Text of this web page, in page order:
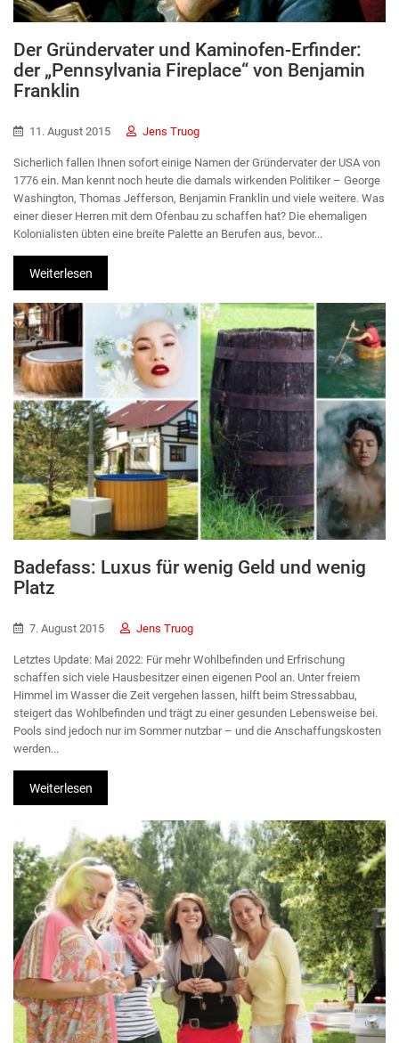
Der Gründervater und Kaminofen-Erfinder:
der „Pennsylvania Fireplace“ von Benjamin
Franklin
11. August 2015 Jens Truog
Sicherlich fallen Ihnen sofort einige Namen der Gründervater der USA von
1776 ein. Man kennt noch heute die damals wirkenden Politiker – George
Washington, Thomas Jefferson, Benjamin Franklin und viele weitere. Was
einer dieser Herren mit dem Ofenbau zu schaffen hat? Die ehemaligen
Kolonialisten übten eine breite Palette an Berufen aus, bevor...
Weiterlesen
Badefass: Luxus für wenig Geld und wenig
Platz
7. August 2015 Jens Truog
Letztes Update: Mai 2022: Für mehr Wohlbefinden und Erfrischung
schaffen sich viele Hausbesitzer einen eigenen Pool an. Unter freiem
Himmel im Wasser die Zeit vergehen lassen, hilft beim Stressabbau,
steigert das Wohlbefinden und trägt zu einer gesunden Lebensweise bei.
Pools sind jedoch nur im Sommer nutzbar – und die Anschaffungskosten
werden...
Weiterlesen